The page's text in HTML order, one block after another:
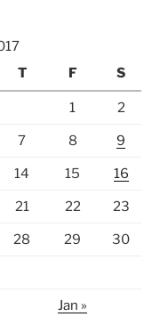
T F S
1 2
7 8 9
14 15 16
21 22 23
28 29 30
Jan »